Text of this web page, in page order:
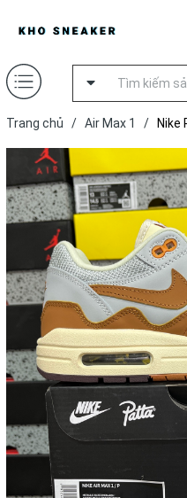
Trang chủ / Air Max 1 /
Nike